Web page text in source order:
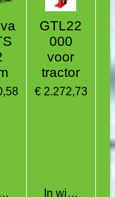
GTL22
000
voor
tractor
€ 2.272,73
In